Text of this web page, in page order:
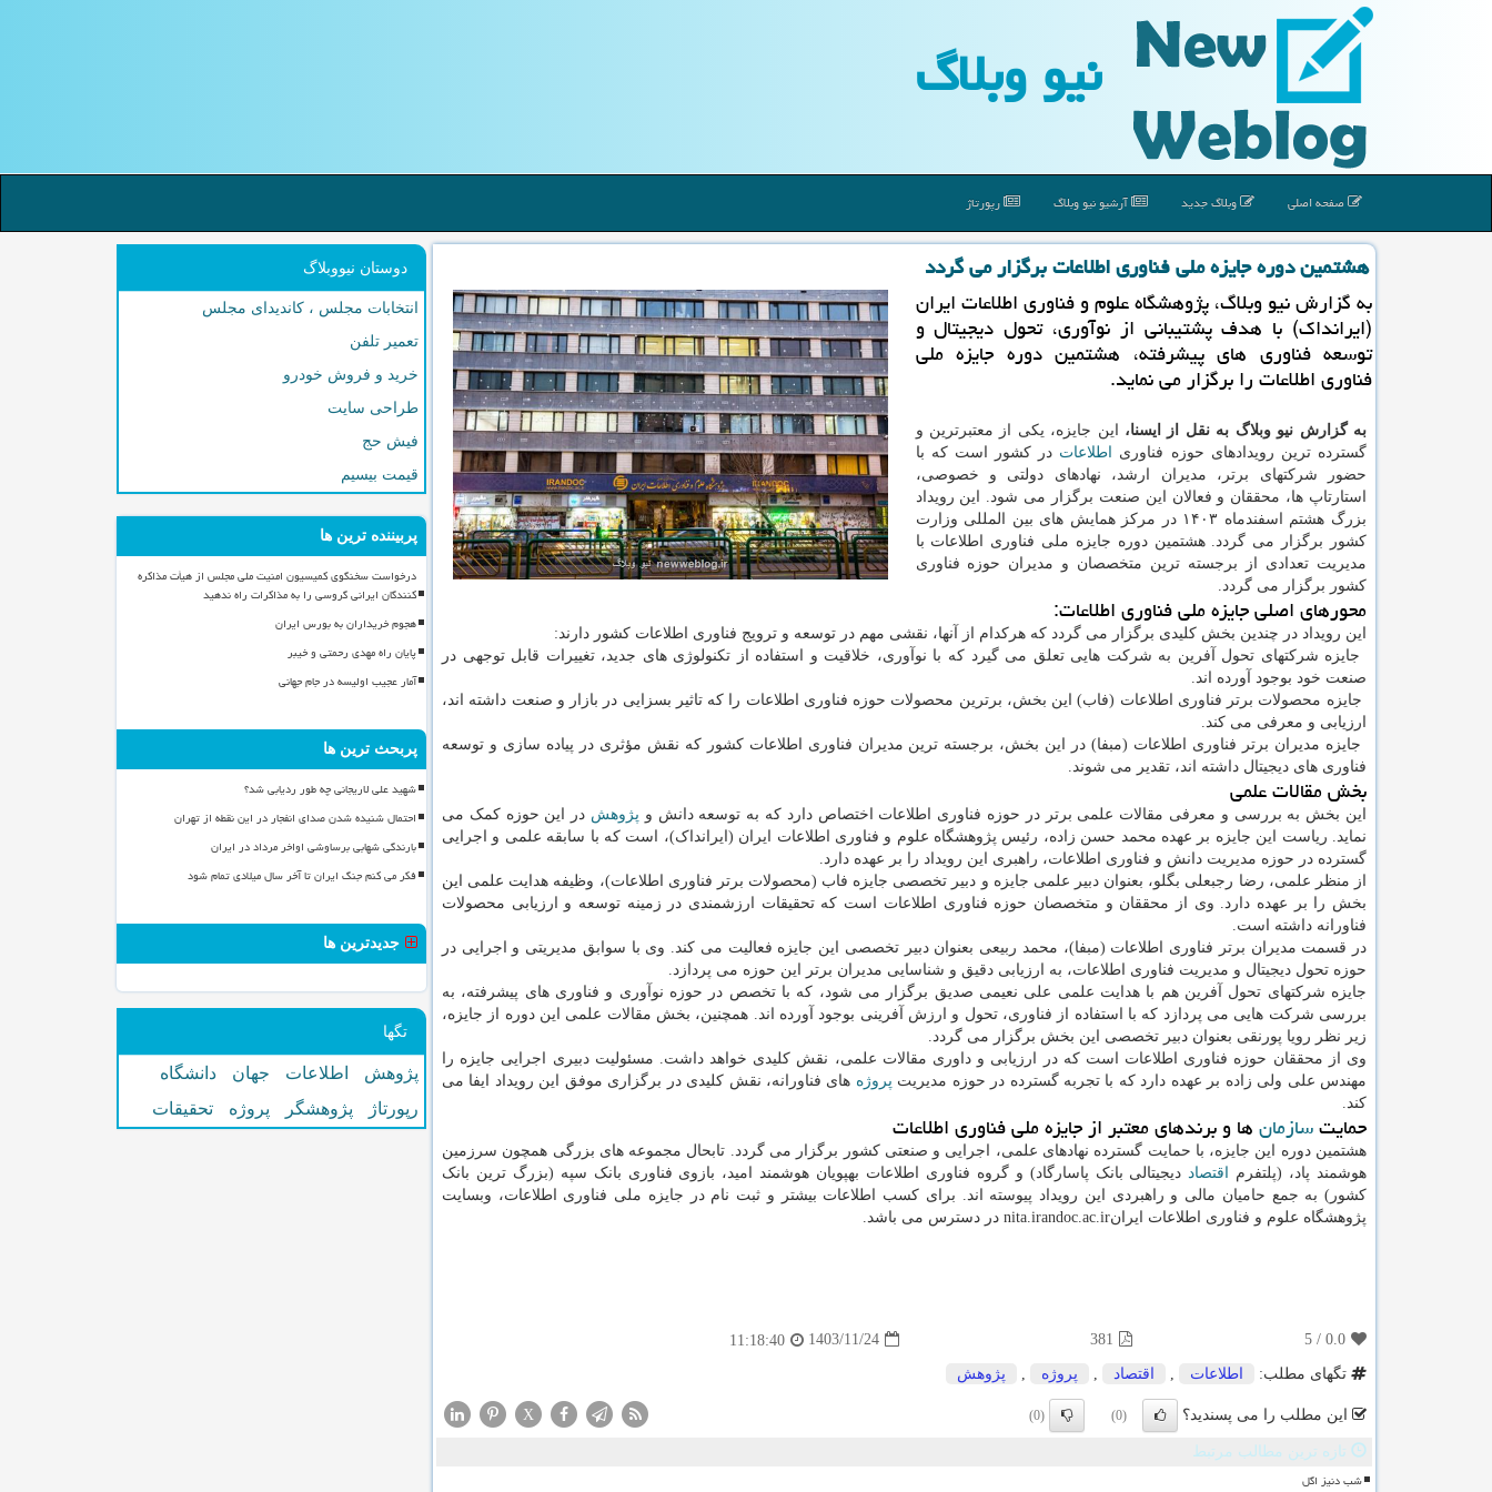
نیو وبلاگ
صفحه اصلی وبلاگ جدید آرشیو نیو وبلاگ رپورتاژ
هشتمین دوره جایزه ملی فناوری اطلاعات برگزار می گردد
به گزارش نیو وبلاگ، پژوهشگاه علوم و فناوری اطلاعات ایران
(ایرانداک) با هدف پشتیبانی از نوآوری، تحول دیجیتال و
توسعه فناوری های پیشرفته، هشتمین دوره جایزه ملی
فناوری اطلاعات را برگزار می نماید.
به گزارش نیو وبلاگ به نقل از ایسنا،
این جایزه، یکی از معتبرترین و
گسترده ترین رویدادهای حوزه فناوری
اطلاعات در کشور است که با
حضور شرکتهای برتر، مدیران ارشد، نهادهای دولتی و خصوصی،
استارتاپ ها، محققان و فعالان این صنعت برگزار می شود. این رویداد
بزرگ هشتم اسفندماه ۱۴۰۳ در مرکز همایش های بین المللی وزارت
کشور برگزار می گردد. هشتمین دوره جایزه ملی فناوری اطلاعات با
مدیریت تعدادی از برجسته ترین متخصصان و مدیران حوزه فناوری
کشور برگزار می گردد.
محورهای اصلی جایزه ملی فناوری اطلاعات:
این رویداد در چندین بخش کلیدی برگزار می گردد که هرکدام از آنها، نقشی مهم در توسعه و ترویج فناوری اطلاعات کشور دارند:
 جایزه شرکتهای تحول آفرین به شرکت هایی تعلق می گیرد که با نوآوری، خلاقیت و استفاده از تکنولوژی های جدید، تغییرات قابل توجهی در
صنعت خود بوجود آورده اند.
 جایزه محصولات برتر فناوری اطلاعات (فاب) این بخش، برترین محصولات حوزه فناوری اطلاعات را که تاثیر بسزایی در بازار و صنعت داشته اند،
ارزیابی و معرفی می کند.
 جایزه مدیران برتر فناوری اطلاعات (مبفا) در این بخش، برجسته ترین مدیران فناوری اطلاعات کشور که نقش مؤثری در پیاده سازی و توسعه
فناوری های دیجیتال داشته اند، تقدیر می شوند.
بخش مقالات علمی
این بخش به بررسی و معرفی مقالات علمی برتر در حوزه فناوری اطلاعات اختصاص دارد که به توسعه دانش و پژوهش در این حوزه کمک می
نماید. ریاست این جایزه بر عهده محمد حسن زاده، رئیس پژوهشگاه علوم و فناوری اطلاعات ایران (ایرانداک)، است که با سابقه علمی و اجرایی
گسترده در حوزه مدیریت دانش و فناوری اطلاعات، راهبری این رویداد را بر عهده دارد.
از منظر علمی، رضا رجبعلی بگلو، بعنوان دبیر علمی جایزه و دبیر تخصصی جایزه فاب (محصولات برتر فناوری اطلاعات)، وظیفه هدایت علمی این
بخش را بر عهده دارد. وی از محققان و متخصصان حوزه فناوری اطلاعات است که تحقیقات ارزشمندی در زمینه توسعه و ارزیابی محصولات
فناورانه داشته است.
در قسمت مدیران برتر فناوری اطلاعات (مبفا)، محمد ربیعی بعنوان دبیر تخصصی این جایزه فعالیت می کند. وی با سوابق مدیریتی و اجرایی در
حوزه تحول دیجیتال و مدیریت فناوری اطلاعات، به ارزیابی دقیق و شناسایی مدیران برتر این حوزه می پردازد.
جایزه شرکتهای تحول آفرین هم با هدایت علمی علی نعیمی صدیق برگزار می شود، که با تخصص در حوزه نوآوری و فناوری های پیشرفته، به
بررسی شرکت هایی می پردازد که با استفاده از فناوری، تحول و ارزش آفرینی بوجود آورده اند. همچنین، بخش مقالات علمی این دوره از جایزه،
زیر نظر رویا پورنقی بعنوان دبیر تخصصی این بخش برگزار می گردد.
وی از محققان حوزه فناوری اطلاعات است که در ارزیابی و داوری مقالات علمی، نقش کلیدی خواهد داشت. مسئولیت دبیری اجرایی جایزه را
مهندس علی ولی زاده بر عهده دارد که با تجربه گسترده در حوزه مدیریت پروژه های فناورانه، نقش کلیدی در برگزاری موفق این رویداد ایفا می
کند.
حمایتسازمانها و برندهای معتبر از جایزه ملی فناوری اطلاعات
هشتمین دوره این جایزه، با حمایت گسترده نهادهای علمی، اجرایی و صنعتی کشور برگزار می گردد. تابحال مجموعه های بزرگی همچون سرزمین
هوشمند پاد، (پلتفرم
اقتصاددیجیتالی بانک پاسارگاد) و گروه فناوری اطلاعات بهپویان هوشمند امید، بازوی فناوری بانک سپه (بزرگ ترین بانک
کشور) به جمع حامیان مالی و راهبردی این رویداد پیوسته اند. برای کسب اطلاعات بیشتر و ثبت نام در جایزه ملی فناوری اطلاعات، وبسایت
پژوهشگاه علوم و فناوری اطلاعات ایرانnita.irandoc.ac.ir در دسترس می باشد.
0.0
/
5
381
1403/11/24
11:18:40
تگهای مطلب:
اطلاعات اقتصاد پروژه پژوهش
این مطلب را می پسندید؟ (0)
(0)
X
تازه ترین مطالب مرتبط
شب دنیز اگل
دوستان نیووبلاگ
انتخابات مجلس ، کاندیدای مجلس
تعمیر تلفن
خرید و فروش خودرو
طراحی سایت
فیش حج
قیمت بیسیم
پربیننده ترین ها
درخواست سخنگوی کمیسیون امنیت ملی مجلس از هیأت مذاکره
کنندگان ایرانی گروسی را به مذاکرات راه ندهید
هجوم خریداران به بورس ایران
پایان راه مهدی رحمتی و خیبر
آمار عجیب اولیسه در جام جهانی
پربحث ترین ها
شهید علی لاریجانی چه طور ردیابی شد؟
احتمال شنیده شدن صدای انفجار در این نقطه از تهران
بارندگی شهابی برساوشی اواخر مرداد در ایران
فکر می کنم جنگ ایران تا آخر سال میلادی تمام شود
جدیدترین ها
تگها
پژوهش اطلاعات جهان
دانشگاه
رپورتاژ
پژوهشگر پروژه تحقیقات